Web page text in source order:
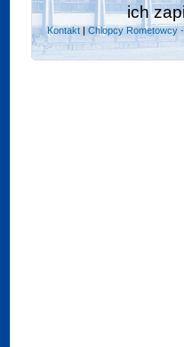
ich
Kontakt| Chlopcy Rometowcy